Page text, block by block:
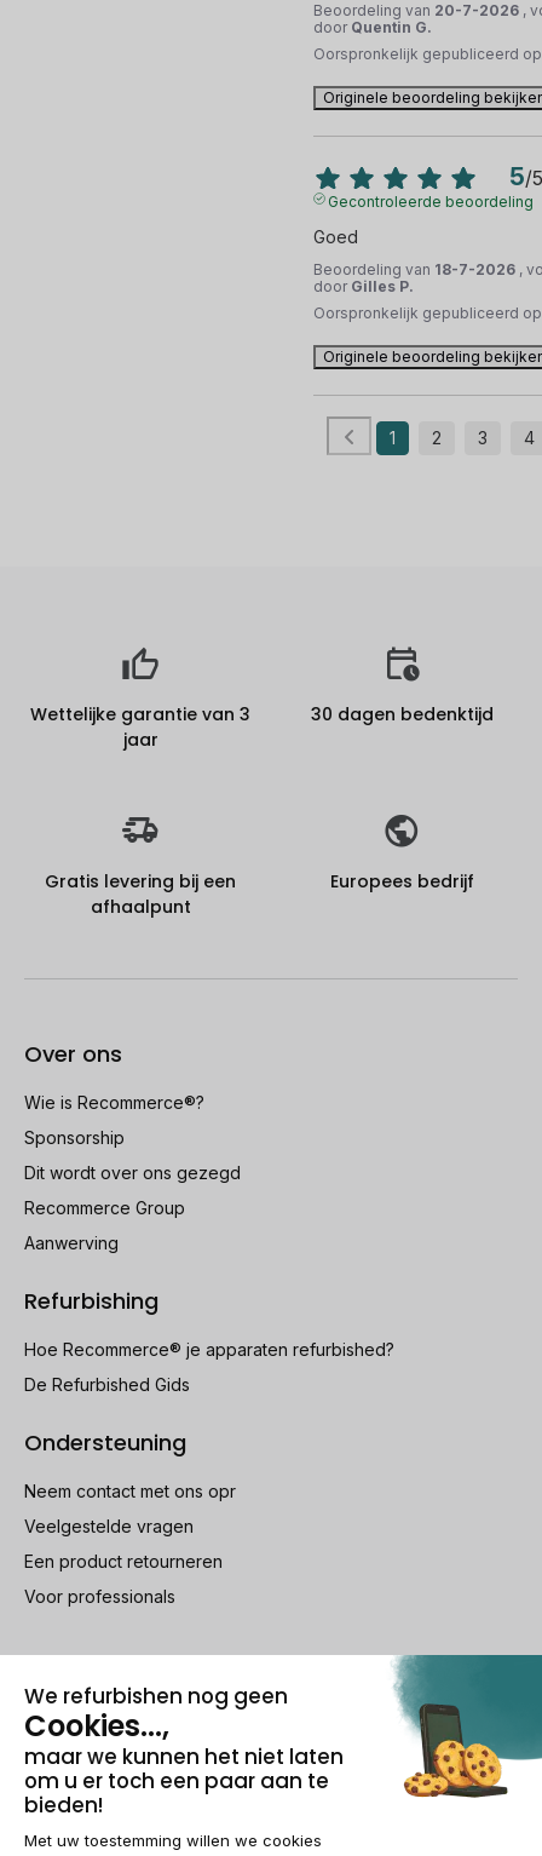
Beoordeling van 20-7-2026 ,
door Quentin G.
Oorspronkelijk gepubliceerd
Originele beoordeling
5/5
Gecontroleerde beoordeling
Goed
Beoordeling van 18-7-2026 ,
door Gilles P.
Oorspronkelijk gepubliceerd
Originele beoordeling
1 2 3 4
Wettelijke garantie van 3
jaar
30 dagen bedenktijd
Gratis levering bij een
afhaalpunt
Europees bedrijf
Over ons
Wie is Recommerce®?
Sponsorship
Dit wordt over ons gezegd
Recommerce Group
Aanwerving
Refurbishing
Hoe Recommerce® je apparaten refurbished?
De Refurbished Gids
Ondersteuning
Neem contact met ons opr
Veelgestelde vragen
Een product retourneren
Voor professionals
100% beveiligde betaling
Wettelijke vermeldingen & AGBeheer van cookies